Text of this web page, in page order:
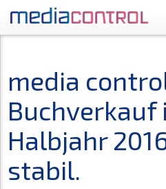
media
Buchverkauf
Halbjahr
stabil.